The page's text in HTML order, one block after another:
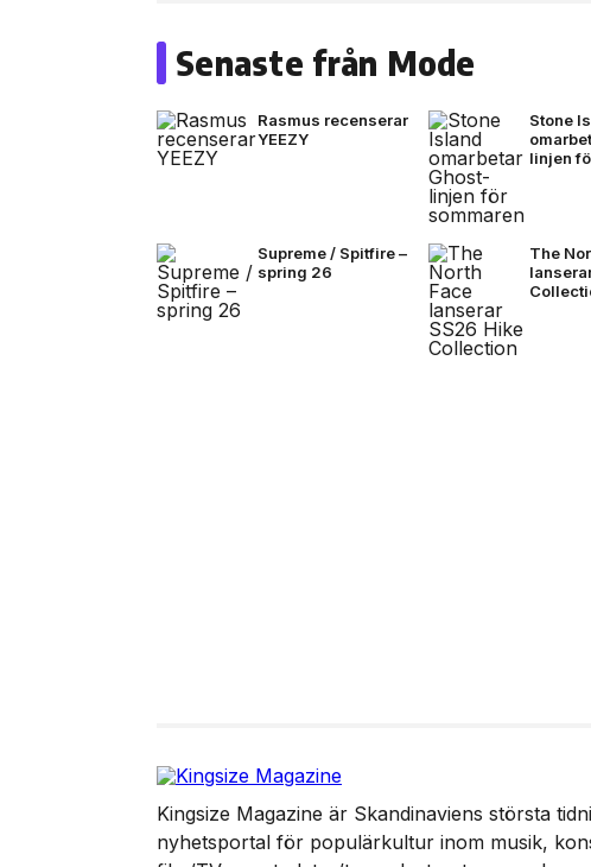
Senaste från Mode
Rasmus recenserar
YEEZY
Stone
linjen
Supreme / Spitfire –
spring 26
The
Kingsize Magazine är Skandinaviens största
nyhetsportal för populärkultur inom musik,